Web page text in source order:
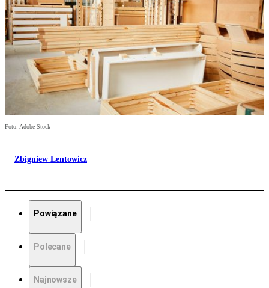
Foto: Adobe Stock
Zbigniew Lentowicz
Powiązane
Polecane
Najnowsze